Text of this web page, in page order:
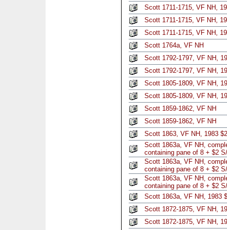
Scott 1711-1715, VF NH,
Scott 1711-1715, VF NH,
Scott 1711-1715, VF NH,
Scott 1764a, VF NH
Scott 1792-1797, VF NH,
Scott 1792-1797, VF NH,
Scott 1805-1809, VF NH,
Scott 1805-1809, VF NH,
Scott 1859-1862, VF NH
Scott 1859-1862, VF NH
Scott 1863, VF NH, 1983
Scott 1863a, VF NH,
containing pane of 8 + $2
Scott 1863a, VF NH,
containing pane of 8 + $2
Scott 1863a, VF NH,
containing pane of 8 + $2
Scott 1863a, VF NH, 1983
Scott 1872-1875, VF NH,
Scott 1872-1875, VF NH,